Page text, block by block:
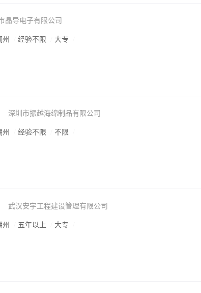
晶导电子有限公司
州 经验不限 大专
深圳市振越海绵制品有限公司
州 经验不限 不限
武汉安宇工程建设管理有限公司
州 五年以上 大专